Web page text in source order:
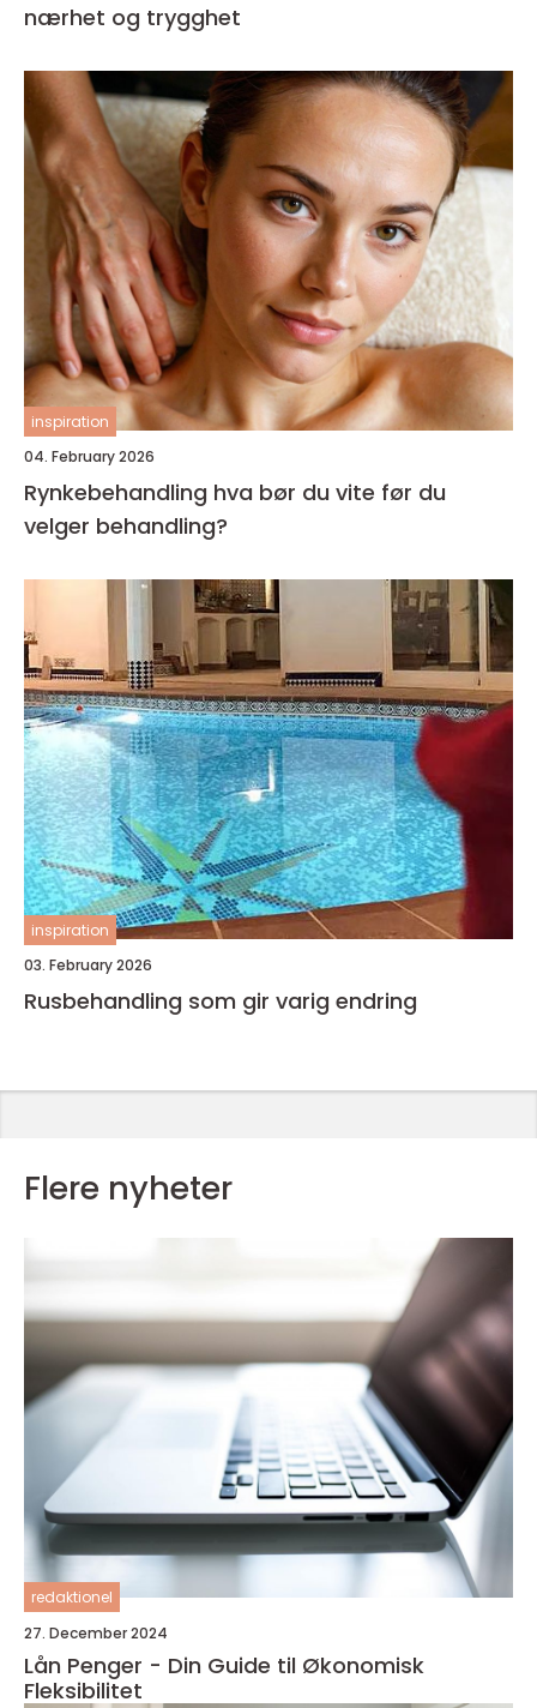
nærhet og trygghet
inspiration
04. February 2026
Rynkebehandling hva bør du vite før du
velger behandling?
inspiration
03. February 2026
Rusbehandling som gir varig endring
Flere nyheter
redaktionel
27. December 2024
Lån Penger - Din Guide til Økonomisk
Fleksibilitet